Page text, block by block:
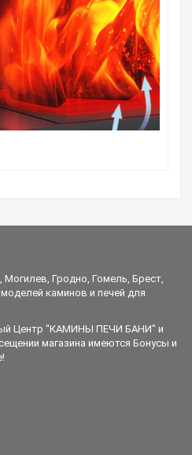
Гродно, Гомель, Брест,
каминов и печей для
Центр "КАМИНЫ ПЕЧИ БАНИ" и
магазина имеются Бонусы и